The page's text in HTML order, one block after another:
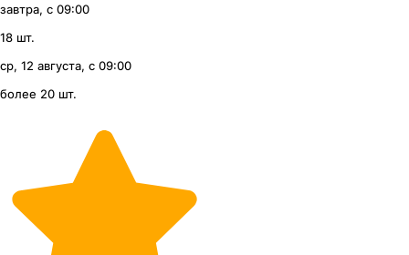
завтра, с 09:00
18 шт.
ср, 12 августа, с 09:00
более 20 шт.